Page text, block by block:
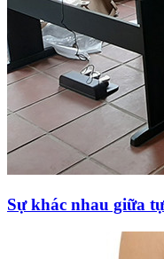
Sự khác nhau giữa